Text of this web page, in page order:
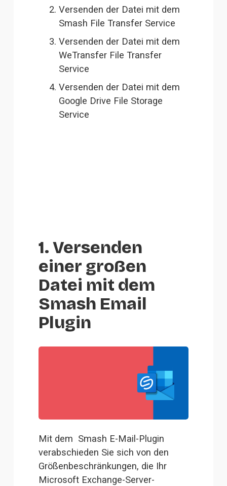
Versenden der Datei mit dem
Smash File Transfer Service
Versenden der Datei mit dem
WeTransfer File Transfer
Service
Versenden der Datei mit dem
Google Drive File Storage
Service
1. Versenden
einer großen
Datei mit dem
Smash Email
Plugin
Mit dem Smash E-Mail-Plugin
verabschieden Sie sich von den
Größenbeschränkungen, die Ihr
Microsoft Exchange-Server-